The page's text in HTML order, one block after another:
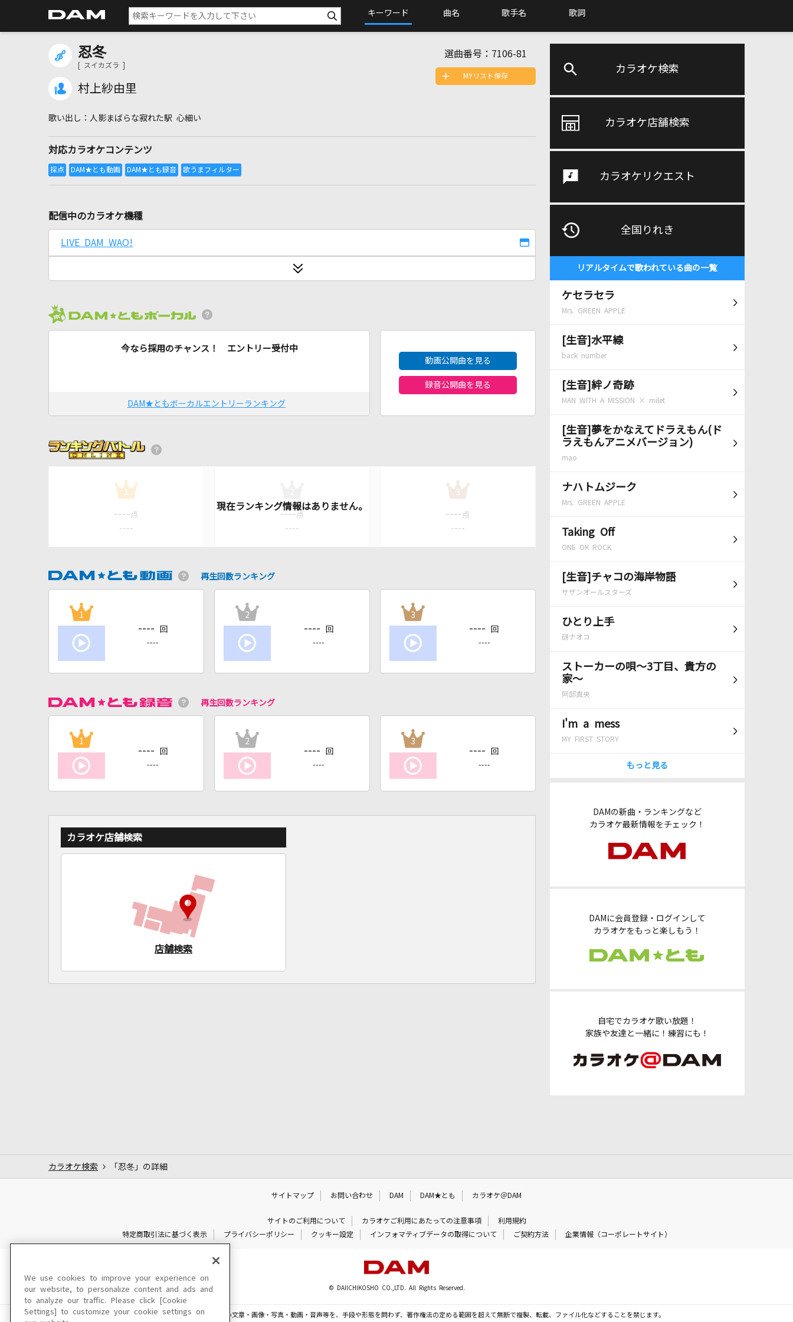
キーワード 曲名 歌手名 歌詞
カラオケ検索
カラオケ店舗検索
カラオケリクエスト
全国りれき
リアルタイムで歌われている曲の一覧
ケセラセラ
Mrs. GREEN APPLE
[生音]水平線
back number
[生音]絆ノ奇跡
MAN WITH A MISSION × milet
[生音]夢をかなえてドラえもん(ド
ラえもんアニメバージョン)
mao
ナハトムジーク
Mrs. GREEN APPLE
Taking Off
ONE OK ROCK
[生音]チャコの海岸物語
サザンオールスターズ
ひとり上手
研ナオコ
ストーカーの唄～3丁目、貴方の
家～
阿部真央
I'm a mess
MY FIRST STORY
もっと見る
DAMの新曲・ランキングなど
カラオケ最新情報をチェック！
DAMに会員登録・ログインして
カラオケをもっと楽しもう！
自宅でカラオケ歌い放題！
家族や友達と一緒に！練習にも！
忍冬
[ スイカズラ ]
村上紗由里
選曲番号： 7106-81
人影まばらな寂れた駅 心細い
対応カラオケコンテンツ
MYリスト保存
配信中のカラオケ機種
LIVE DAM WAO!
今なら採用のチャンス！ エントリー受付中
DAM★ともボーカルエントリーランキング
動画公開曲を見る
録音公開曲を見る
1
---- 点
----
---- 点
----
3
---- 点
----
再生回数ランキング
1
---- 回
----
2
---- 回
----
3
---- 回
----
再生回数ランキング
1
---- 回
----
2
---- 回
----
3
---- 回
----
カラオケ店舗検索
店舗検索
カラオケ検索 「忍冬」の詳細
サイトマップ お問い合わせ DAM DAM★とも カラオケ＠DAM
サイトのご利用について カラオケご利用にあたっての注意事項
利用規約
特定商取引法に基づく表示
プライバシーポリシー クッキー設定 インフォマティブデータの取得について ご契約方法 企業情報（コーポレートサイト）
© DAIICHIKOSHO CO.,LTD. All Rights Reserved.
このサイトに掲載されている一切の文章・画像・写真・動画・音声等を、手段や形態を問わず、著作権法の定める範囲を超えて無断で複製、転載、ファイル化などすることを禁じます。
We use cookies to improve your experience on
our website, to personalize content and ads and
to analyze our traffic. Please click [Cookie
Settings] to customize your cookie settings on